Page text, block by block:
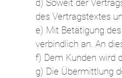
d) Soweit der
des Vertragstextes
e) Mit Betätigung
verbindlich an. An
f) Dem Kunden wird
g) Die Übermittlung